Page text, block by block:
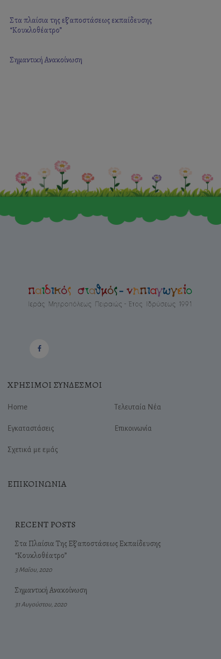
Στα πλαίσια της εξ’αποστάσεως εκπαίδευσης
“Κουκλοθέατρο”
Σημαντική Ανακοίνωση
ΧΡΗΣΙΜΟΙ ΣΥΝΔΕΣΜΟΙ
Home
Εγκαταστάσεις
Σχετικά με εμάς
Τελευταία Νέα
Επικοινωνία
ΕΠΙΚΟΙΝΩΝΙΑ
RECENT POSTS
Στα Πλαίσια Της Εξ’αποστάσεως Εκπαίδευσης
“Κουκλοθέατρο”
3 Μαΐου, 2020
Σημαντική Ανακοίνωση
31 Αυγούστου, 2020